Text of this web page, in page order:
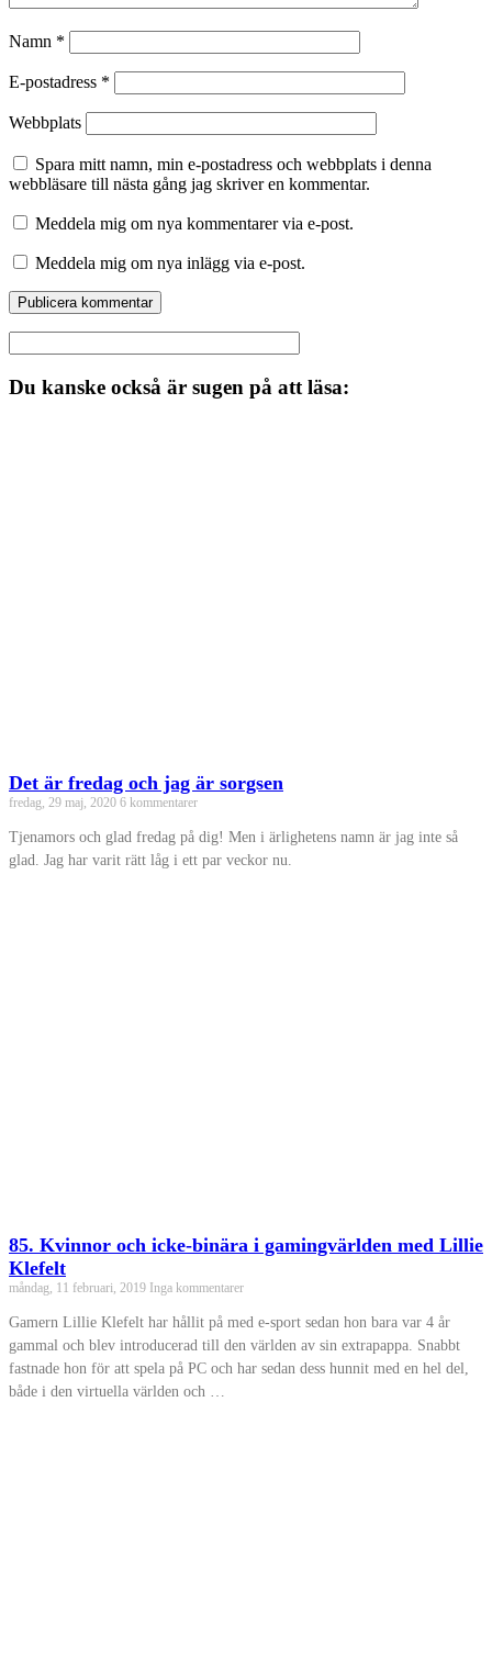
Namn *
E-postadress *
Webbplats
Spara mitt namn, min e-postadress och webbplats i denna
webbläsare till nästa gång jag skriver en kommentar.
Meddela mig om nya kommentarer via e-post.
Meddela mig om nya inlägg via e-post.
Du kanske också är sugen på att läsa:
Det är fredag och jag är sorgsen
fredag, 29 maj, 2020 6 kommentarer
Tjenamors och glad fredag på dig! Men i ärlighetens namn är jag inte så
glad. Jag har varit rätt låg i ett par veckor nu.
85. Kvinnor och icke-binära i gamingvärlden med Lillie
Klefelt
måndag, 11 februari, 2019 Inga kommentarer
Gamern Lillie Klefelt har hållit på med e-sport sedan hon bara var 4 år
gammal och blev introducerad till den världen av sin extrapappa. Snabbt
fastnade hon för att spela på PC och har sedan dess hunnit med en hel del,
både i den virtuella världen och …